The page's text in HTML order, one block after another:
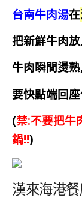
台南牛肉湯在
把新鮮牛肉
牛肉瞬間燙
要快點端回
(禁:不要把牛
鍋!!)
漢來海港